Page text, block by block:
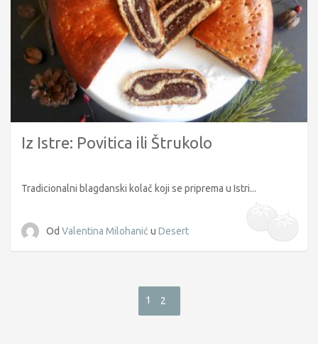
Iz Istre: Povitica ili Štrukolo
Tradicionalni blagdanski kolač koji se priprema u Istri...
Od Valentina Milohanić u Desert
1 2